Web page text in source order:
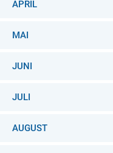
APRIL
MAI
JUNI
JULI
AUGUST